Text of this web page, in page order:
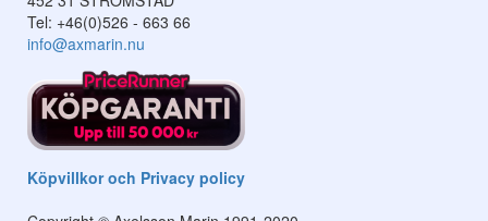
Tel: +46(0)526 - 663 66
info@axmarin.nu
Köpvillkor och Privacy policy